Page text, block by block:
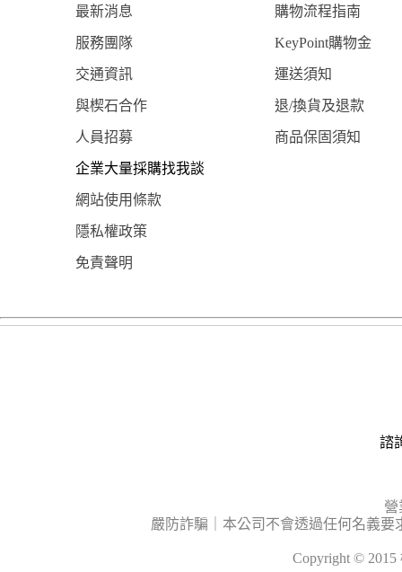
最新消息 購物流程指南
服務團隊 KeyPoint購物金
交通資訊 運送須知
與楔石合作 退/換貨及退款
人員招募 商品保固須知
企業大量採購找我談
網站使用條款
隱私權政策
免責聲明
諮
營
嚴防詐騙｜本公司不會透過任何名義
Copyright ©